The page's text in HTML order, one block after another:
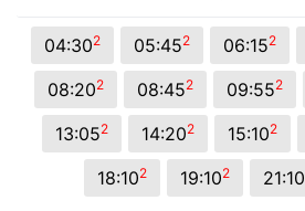
04:302 05:452 06:152
08:202 08:452 09:552
13:052 14:202 15:102
18:102 19:102 21:10